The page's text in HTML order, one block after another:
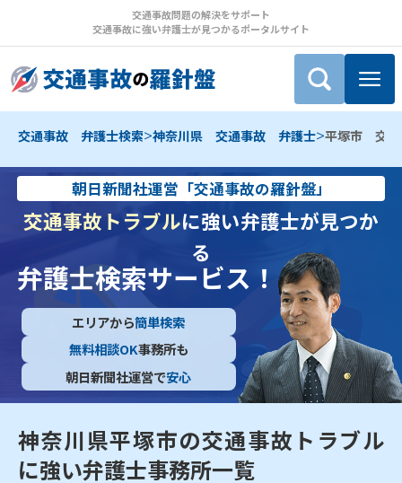
交通事故問題の解決をサポート
交通事故に強い弁護士が見つかるポータルサイト
交通事故 弁護士検索>神奈川県 交通事故 弁護士>平塚市 交
朝日新聞社運営「交通事故の羅針盤」
交通事故トラブルに強い弁護士が見つか
る
弁護士検索サービス！
エリアから簡単検索
無料相談OK事務所も
朝日新聞社運営で安心
神奈川県平塚市の交通事故トラブル
に強い弁護士事務所一覧